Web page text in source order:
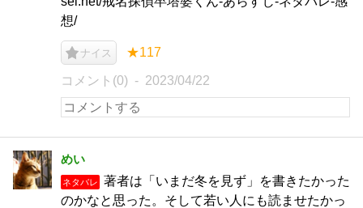
想/
ナイス ★117
コメント(0) 2023/04/22
めい
ネタバレ
著者は「いまだ冬を見ず」を書きたかった
のかなと思った。そして若い人にも読ませたかっ